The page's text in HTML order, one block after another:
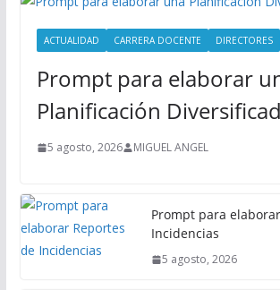
ACTUALIDAD CARRERA DOCENTE DIRECTORES
Prompt para elaborar
Planificación
5 agosto, 2026 MIGUEL ANGEL
Prompt para
Incidencias
5 agosto, 2026